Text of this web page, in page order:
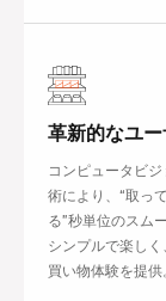
革新的なユ
コンピュータビ
術により、“取っ
る”秒単位のスム
シンプルで楽し
買い物体験を提供